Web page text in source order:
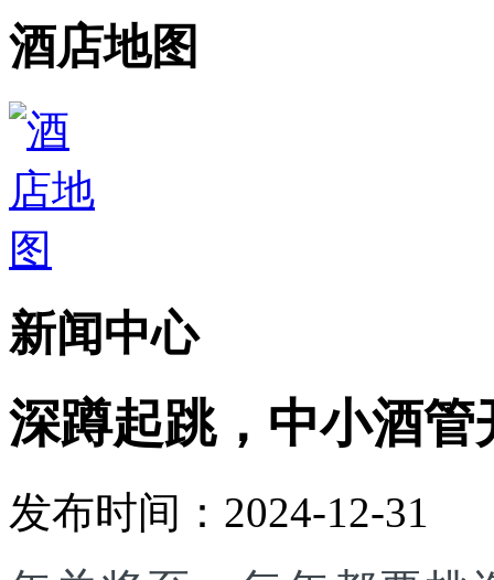
酒店地图
新闻中心
深蹲起跳，中小酒
发布时间：2024-12-31